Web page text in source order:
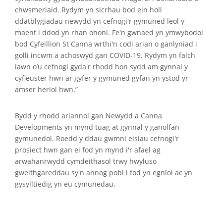
chwsmeriaid. Rydym yn sicrhau bod ein holl
ddatblygiadau newydd yn cefnogi'r gymuned leol y
maent i ddod yn rhan ohoni. Fe'n gwnaed yn ymwybodol
bod Cyfeillion St Canna wrthi'n codi arian o ganlyniad i
golli incwm a achoswyd gan COVID-19. Rydym yn falch
iawn o’u cefnogi gyda'r rhodd hon sydd am gynnal y
cyfleuster hwn ar gyfer y gymuned gyfan yn ystod yr
amser heriol hwn.”
Bydd y rhodd ariannol gan Newydd a Canna
Developments yn mynd tuag at gynnal y ganolfan
gymunedol. Roedd y ddau gwmni eisiau cefnogi'r
prosiect hwn gan ei fod yn mynd i'r afael ag
arwahanrwydd cymdeithasol trwy hwyluso
gweithgareddau sy'n annog pobl i fod yn egnïol ac yn
gysylltiedig yn eu cymunedau.